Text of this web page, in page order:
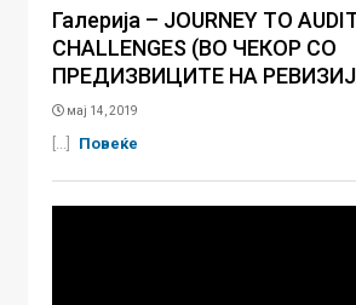
Галерија – JOURNEY TO
CHALLENGES (ВО ЧЕКОР СО
ПРЕДИЗВИЦИТЕ НА
мај 14, 2019
[...] Повеќе